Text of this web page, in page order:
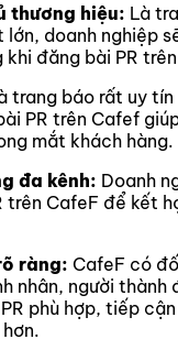
thương hiệu: Là
lớn, doanh nghiệp
khi đăng bài PR
trang báo rất uy
PR trên Cafef
mắt khách hàng.
đa kênh: Doanh
trên CafeF để kết
ràng: CafeF có
nhân, người thành
phù hợp, tiếp